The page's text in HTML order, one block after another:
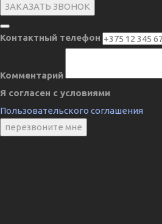
ЗАКАЗАТЬ ЗВОНОК
Контактный телефон
Комментарий
Я согласен с условиями
Пользовательского соглашения
перезвоните мне